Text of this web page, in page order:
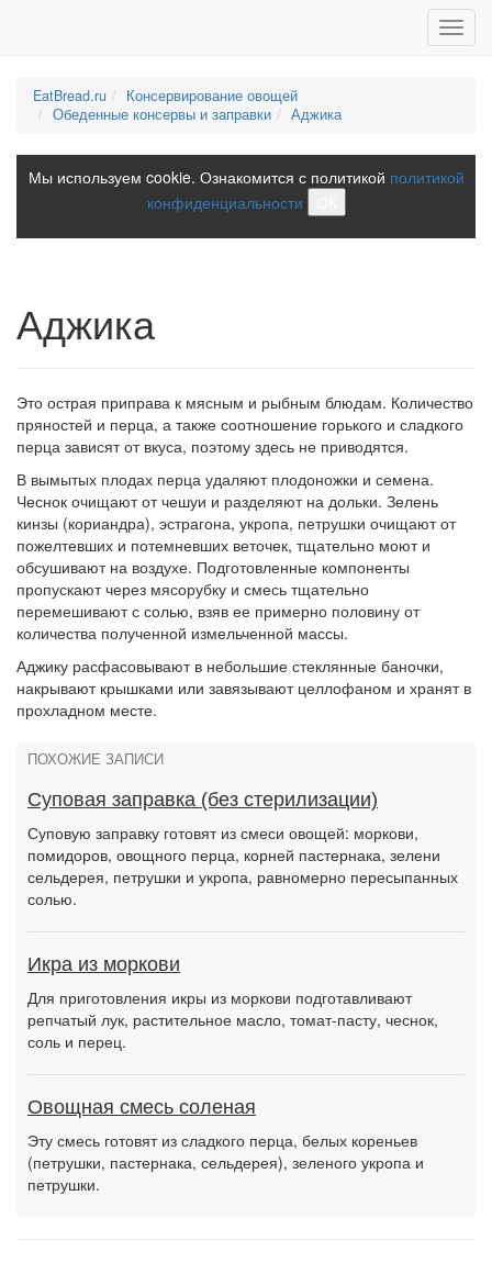
EatBread.ru
Консервирование овощей
Обеденные консервы и заправки
Аджика
Мы используем cookie. Ознакомится с политикой политикой
конфиденциальности
Аджика
Это острая приправа к мясным и рыбным блюдам. Количество
пряностей и перца, а также соотношение горького и сладкого
перца зависят от вкуса, поэтому здесь не приводятся.
В вымытых плодах перца удаляют плодоножки и семена.
Чеснок очищают от чешуи и разделяют на дольки. Зелень
кинзы (кориандра), эстрагона, укропа, петрушки очищают от
пожелтевших и потемневших веточек, тщательно моют и
обсушивают на воздухе. Подготовленные компоненты
пропускают через мясорубку и смесь тщательно
перемешивают с солью, взяв ее примерно половину от
количества полученной измельченной массы.
Аджику расфасовывают в небольшие стеклянные баночки,
накрывают крышками или завязывают целлофаном и хранят в
прохладном месте.
ПОХОЖИЕ ЗАПИСИ
Суповая заправка (без стерилизации)
Суповую заправку готовят из смеси овощей: моркови,
помидоров, овощного перца, корней пастернака, зелени
сельдерея, петрушки и укропа, равномерно пересыпанных
солью.
Икра из моркови
Для приготовления икры из моркови подготавливают
репчатый лук, растительное масло, томат-пасту, чеснок,
соль и перец.
Овощная смесь соленая
Эту смесь готовят из сладкого перца, белых кореньев
(петрушки, пастернака, сельдерея), зеленого укропа и
петрушки.